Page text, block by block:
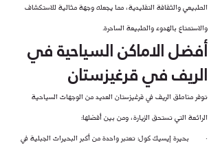
الطبيعي والثقافة التقليدية، مما يجعله وجهة مثالية للاستكشاف
والاستمتاع بالهدوء والطبيعة الساحرة.
أفضل الاماكن السياحية في
الريف في قرغيزستان
توفر مناطق الريف في قرغيزستان العديد من الوجهات السياحية
الرائعة التي تستحق الزيارة، ومن بين أفضلها:
·        بحيرة إيسيك كول: تعتبر واحدة من أكبر البحيرات الجبلية في